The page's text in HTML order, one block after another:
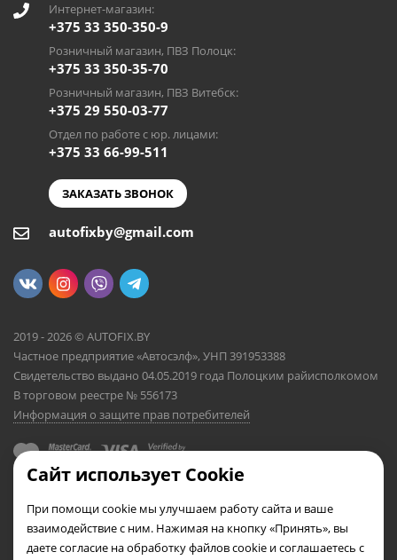
Интернет-магазин:
+375 33 350-350-9
Розничный магазин, ПВЗ Полоцк:
+375 33 350-35-70
Розничный магазин, ПВЗ Витебск:
+375 29 550-03-77
Отдел по работе с юр. лицами:
+375 33 66-99-511
ЗАКАЗАТЬ ЗВОНОК
autofixby@gmail.com
2019 - 2026 © AUTOFIX.BY
Частное предприятие «Автосэлф», УНП 391953388
Свидетельство выдано 04.05.2019 года Полоцким райисполкомом
В торговом реестре № 556173
Информация о защите прав потребителей
Сайт использует Cookie
При помощи cookie мы улучшаем работу сайта и ваше
взаимодействие с ним. Нажимая на кнопку «Принять», вы
даете согласие на обработку файлов cookie и соглашаетесь с